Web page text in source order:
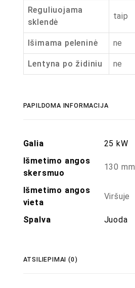
Reguliuojama
sklendė
taip
Išimama peleninė ne
Lentyna po židiniu ne
PAPILDOMA INFORMACIJA
Galia
25 kW
Išmetimo angos
skersmuo
130 mm
Išmetimo angos
vieta
Viršuje
Spalva Juoda
ATSILIEPIMAI (0)